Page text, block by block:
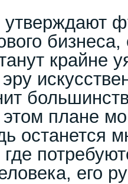
крайне
плане
останется
его